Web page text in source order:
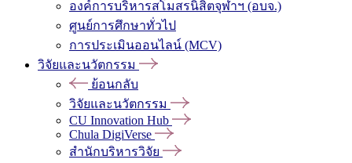
องค์การบริหารสโมสรนิสิตจุฬาฯ (อบจ.)
ศูนย์การศึกษาทั่วไป
การประเมินออนไลน์ (MCV)
วิจัยและนวัตกรรม
ย้อนกลับ
วิจัยและนวัตกรรม
CU Innovation Hub
Chula DigiVerse
สำนักบริหารวิจัย